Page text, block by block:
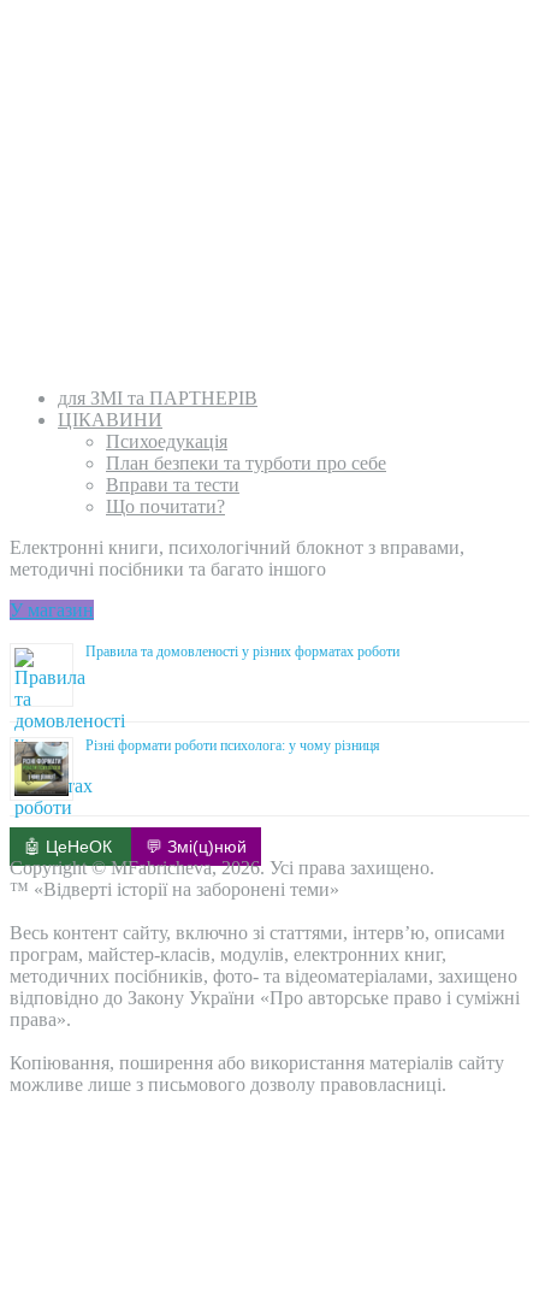
для ЗМІ та ПАРТНЕРІВ
ЦІКАВИНИ
Психоедукація
План безпеки та турботи про себе
Вправи та тести
Що почитати?
Електронні книги, психологічний блокнот з вправами,
методичні посібники та багато іншого
У магазин
Правила та домовленості у різних форматах роботи
Різні формати роботи психолога: у чому різниця
🤖 ЦеНеОК 💬 Змі(ц)нюй
Copyright © MFabricheva, 2026. Усі права захищено.
™ «Відверті історії на заборонені теми»
Весь контент сайту, включно зі статтями, інтерв’ю, описами
програм, майстер-класів, модулів, електронних книг,
методичних посібників, фото- та відеоматеріалами, захищено
відповідно до Закону України «Про авторське право і суміжні
права».
Копіювання, поширення або використання матеріалів сайту
можливе лише з письмового дозволу правовласниці.